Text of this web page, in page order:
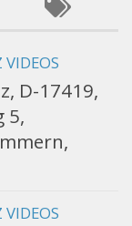
VIDEOS
D-17419,
5,
VIDEOS